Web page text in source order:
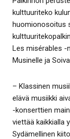
kulttuuriteko
huomionosoitus
Les misérables -
Musinelle ja
– Klassinen
elävä musiikki
-konserttien
viettää kaikkialla
Sydämellinen